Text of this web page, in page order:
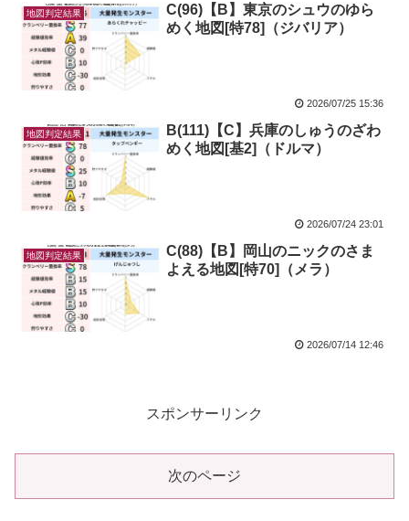
地図判定結果
C(96)【B】東京のシュウのゆら
めく地図[特78]（ジバリア）
2026/07/25 15:36
地図判定結果
B(111)【C】兵庫のしゅうのざわ
めく地図[基2]（ドルマ）
2026/07/24 23:01
地図判定結果
C(88)【B】岡山のニックのさま
よえる地図[特70]（メラ）
2026/07/14 12:46
スポンサーリンク
次のページ